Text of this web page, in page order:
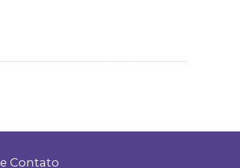
Contato